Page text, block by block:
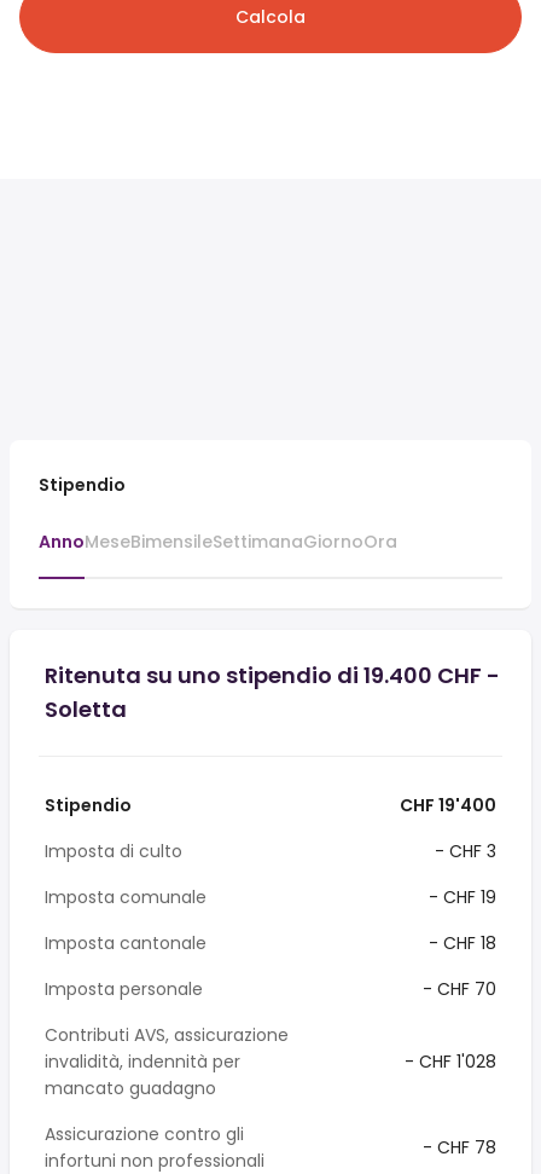
Calcola
Stipendio
AnnoMeseBimensileSettimanaGiornoOra
Ritenuta su uno stipendio di 19.400 CHF -
Soletta
Stipendio
CHF 19'400
Imposta di culto
- CHF 3
Imposta comunale
- CHF 19
Imposta cantonale
- CHF 18
Imposta personale
- CHF 70
Contributi AVS, assicurazione
invalidità, indennità per
mancato guadagno
- CHF 1'028
Assicurazione contro gli
infortuni non professionali
- CHF 78